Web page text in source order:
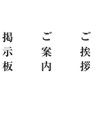
ご挨拶
ご案内
掲示板